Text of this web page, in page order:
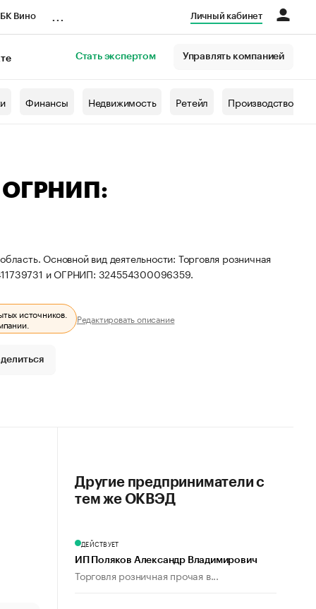
Вино Личный кабинет
Стать экспертом Управлять компанией
Финансы Недвижимость Ретейл Производство
ОГРНИП:
Основной вид деятельности: Торговля розничная
и ОГРНИП: 324554300096359.
источников.
Редактировать описание
Другие предприниматели с
тем же ОКВЭД
ДЕЙСТВУЕТ
ИП Поляков Александр Владимирович
Торговля розничная прочая в...